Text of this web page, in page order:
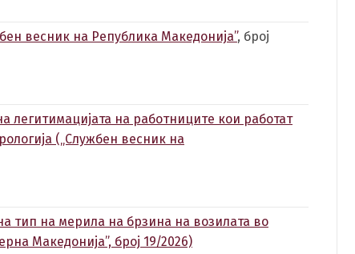
весник на Република Македонија”, број
на работниците кои работат
(„Службен весник на
тип на мерила на брзина на возилата во
Македонија”, број 19/2026)